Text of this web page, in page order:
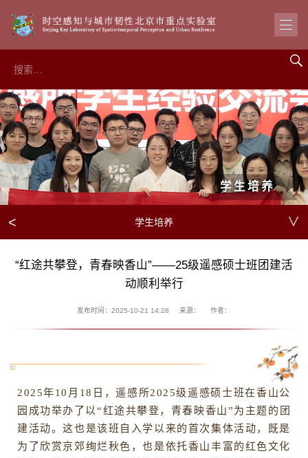
学生培养
< 学生培养 ∨
“红途共攀登，青春映香山”——25级遥感硕士班团建活
动顺利举行
发布时间：2025-10-21 14:28 来源： 作者：
2025年10月18日，遥感所2025级遥感硕士班在香山公
园成功举办了以“红途共攀登，青春映香山”为主题的团
建活动。这也是该班自入学以来的首次集体活动，既是
为了欣赏京郊绚烂秋色，也是依托香山丰富的红色文化